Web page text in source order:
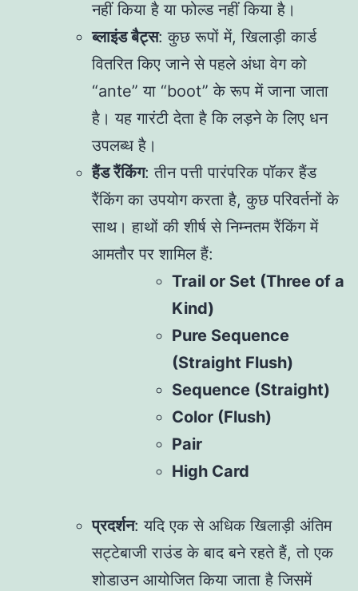
नहीं किया है या फोल्ड नहीं किया है।
ब्लाइंड बैट्स: कुछ रूपों में, खिलाड़ी कार्ड
वितरित किए जाने से पहले अंधा वेग को
“ante” या “boot” के रूप में जाना जाता
है। यह गारंटी देता है कि लड़ने के लिए धन
उपलब्ध है।
हैंड रैंकिंग: तीन पत्ती पारंपरिक पॉकर हैंड
रैंकिंग का उपयोग करता है, कुछ परिवर्तनों के
साथ। हाथों की शीर्ष से निम्नतम रैंकिंग में
आमतौर पर शामिल हैं:
Trail or Set (Three of a
Kind)
Pure Sequence
(Straight Flush)
Sequence (Straight)
Color (Flush)
Pair
High Card
प्रदर्शन: यदि एक से अधिक खिलाड़ी अंतिम
सट्टेबाजी राउंड के बाद बने रहते हैं, तो एक
शोडाउन आयोजित किया जाता है जिसमें